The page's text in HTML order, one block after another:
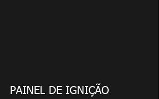
PAINEL DE IGNIÇÃO